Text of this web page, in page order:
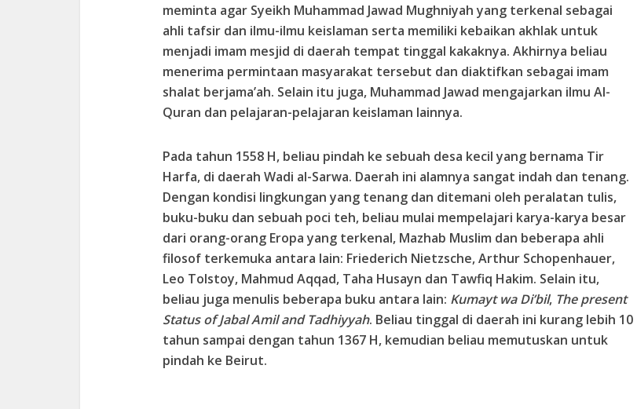
meminta agar Syeikh Muhammad Jawad Mughniyah yang terkenal sebagai
ahli tafsir dan ilmu-ilmu keislaman serta memiliki kebaikan akhlak untuk
menjadi imam mesjid di daerah tempat tinggal kakaknya. Akhirnya beliau
menerima permintaan masyarakat tersebut dan diaktifkan sebagai imam
shalat berjama’ah. Selain itu juga, Muhammad Jawad mengajarkan ilmu Al-
Quran dan pelajaran-pelajaran keislaman lainnya.
Pada tahun 1558 H, beliau pindah ke sebuah desa kecil yang bernama Tir
Harfa, di daerah Wadi al-Sarwa. Daerah ini alamnya sangat indah dan tenang.
Dengan kondisi lingkungan yang tenang dan ditemani oleh peralatan tulis,
buku-buku dan sebuah poci teh, beliau mulai mempelajari karya-karya besar
dari orang-orang Eropa yang terkenal, Mazhab Muslim dan beberapa ahli
filosof terkemuka antara lain: Friederich Nietzsche, Arthur Schopenhauer,
Leo Tolstoy, Mahmud Aqqad, Taha Husayn dan Tawfiq Hakim. Selain itu,
beliau juga menulis beberapa buku antara lain: Kumayt wa Di’bil, The present
Status of Jabal Amil and Tadhiyyah. Beliau tinggal di daerah ini kurang lebih 10
tahun sampai dengan tahun 1367 H, kemudian beliau memutuskan untuk
pindah ke Beirut.